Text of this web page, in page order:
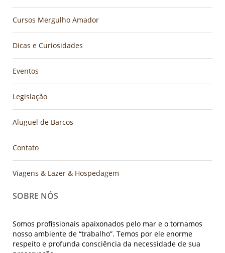
Cursos Mergulho Amador
Dicas e Curiosidades
Eventos
Legislação
Aluguel de Barcos
Contato
Viagens & Lazer & Hospedagem
SOBRE NÓS
Somos profissionais apaixonados pelo mar e o tornamos
nosso ambiente de “trabalho”. Temos por ele enorme
respeito e profunda consciência da necessidade de sua